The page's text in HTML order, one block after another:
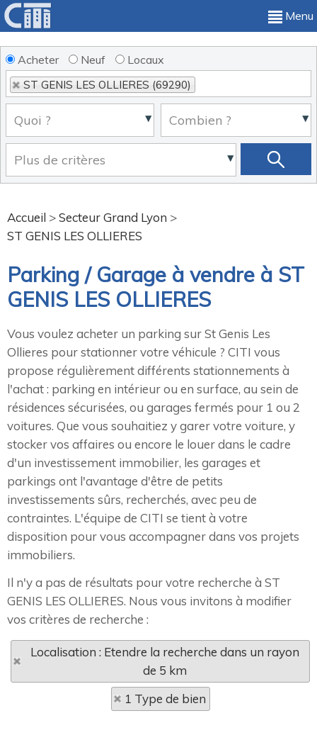
Menu
Acheter Neuf Locaux
ST GENIS LES OLLIERES (69290)
Accueil >Secteur Grand Lyon >
ST GENIS LES OLLIERES
Parking / Garage à vendre à ST
GENIS LES OLLIERES
Vous voulez acheter un parking sur St Genis Les
Ollieres pour stationner votre véhicule ? CITI vous
propose régulièrement différents stationnements à
l'achat : parking en intérieur ou en surface, au sein de
résidences sécurisées, ou garages fermés pour 1 ou 2
voitures. Que vous souhaitiez y garer votre voiture, y
stocker vos affaires ou encore le louer dans le cadre
d'un investissement immobilier, les garages et
parkings ont l'avantage d'être de petits
investissements sûrs, recherchés, avec peu de
contraintes. L'équipe de CITI se tient à votre
disposition pour vous accompagner dans vos projets
immobiliers.
Il n'y a pas de résultats pour votre recherche à ST
GENIS LES OLLIERES. Nous vous invitons à modifier
vos critères de recherche :
Localisation : Etendre la recherche dans un rayon
de 5 km
1 Type de bien